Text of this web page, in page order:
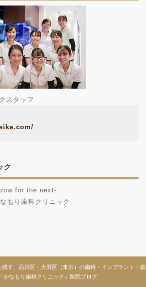
スタッフ
ク
for the next-
もり歯科クリニック
す、品川区・大田区（東京）の歯科・インプラント・歯
かなもり歯科クリニック」医院ブログ